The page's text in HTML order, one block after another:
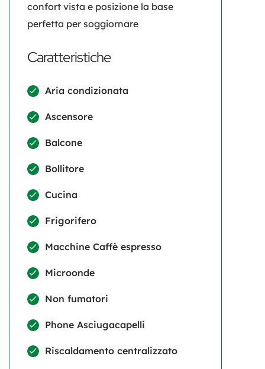
confort vista e posizione la base
perfetta per soggiornare
Caratteristiche
Aria condizionata
Ascensore
Balcone
Bollitore
Cucina
Frigorifero
Macchine Caffè espresso
Microonde
Non fumatori
Phone Asciugacapelli
Riscaldamento centralizzato